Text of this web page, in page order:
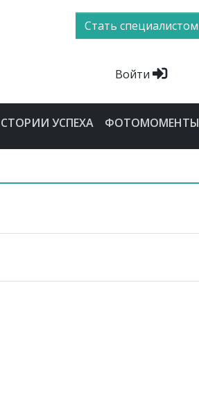
Стать специалистом
Войти
УСПЕХА ФОТОМОМЕНТЫ